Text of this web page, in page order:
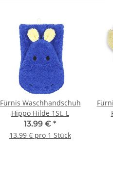
Fürnis Waschhandschuh
Hippo Hilde 1St. L
13.99 € *
13.99 € pro 1 Stück